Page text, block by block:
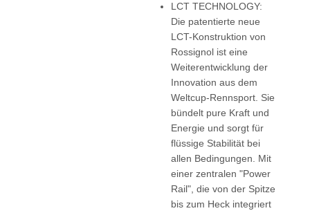
LCT TECHNOLOGY:
Die patentierte neue
LCT-Konstruktion von
Rossignol ist eine
Weiterentwicklung der
Innovation aus dem
Weltcup-Rennsport. Sie
bündelt pure Kraft und
Energie und sorgt für
flüssige Stabilität bei
allen Bedingungen. Mit
einer zentralen "Power
Rail", die von der Spitze
bis zum Heck integriert